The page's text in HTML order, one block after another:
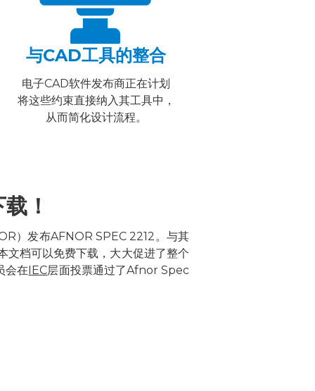
与CAD工具的整合
电子CAD软件发布商正在计划
将这些约束直接纳入其工具中，
从而简化设计流程。
！
）发布AFNOR SPEC 2212。与其
文档可以免费下载，大大促进了整个
会在IEC层面投票通过了Afnor Spec